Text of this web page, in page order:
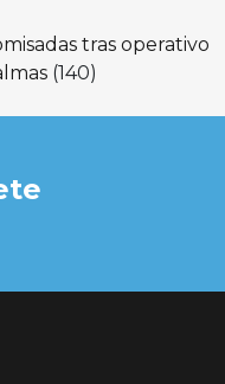
tras operativo
(140)